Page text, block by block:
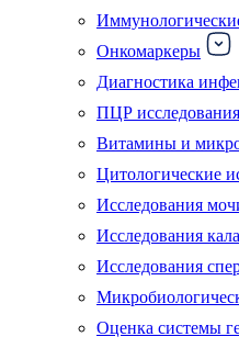
Онкомаркеры
Диагностика
ПЦР исследования
Витамины и
Цитологические
Исследования
Исследования кала
Исследования
Оценка системы